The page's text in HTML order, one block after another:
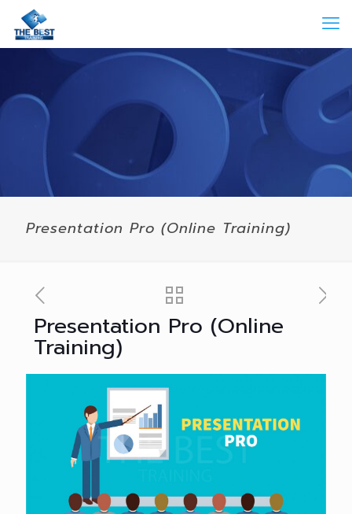
Presentation Pro (Online Training)
Presentation Pro (Online
Training)